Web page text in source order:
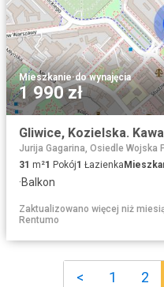
Mieszkanie·do wynajęcia
1 990 zł
Gliwice, Kozielska.
Jurija Gagarina, Osiedle Wojska
31 m²1 Pokój1 Łazienka
·Balkon
Zaktualizowano więcej niż
Rentumo
< 1 2